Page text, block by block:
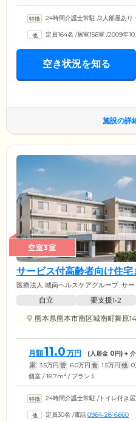
24時間介護士常駐 /2人部屋あり
定員164名 /居室156室 /2009年10
空き状況を知る
施設の詳
空室3室
サービス付高齢者向け住宅
医療法人 城南ヘルスケアグループ サ
自立 要支援1•2
熊本県熊本市南区城南町舞原
月額11.0 万円 (入居金 0円) +
家 3.5万円 管 6.0万円 食 1.5万円 他 0
個室 / 18.7m2 / プラン１
24時間介護士常駐 /トイレ付き
定員30名 /電話0964-28-6660